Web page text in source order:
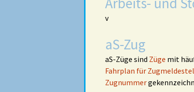
v
aS-Zug
aS-Züge sind Züge mit
Fahrplan für
Zugnummer